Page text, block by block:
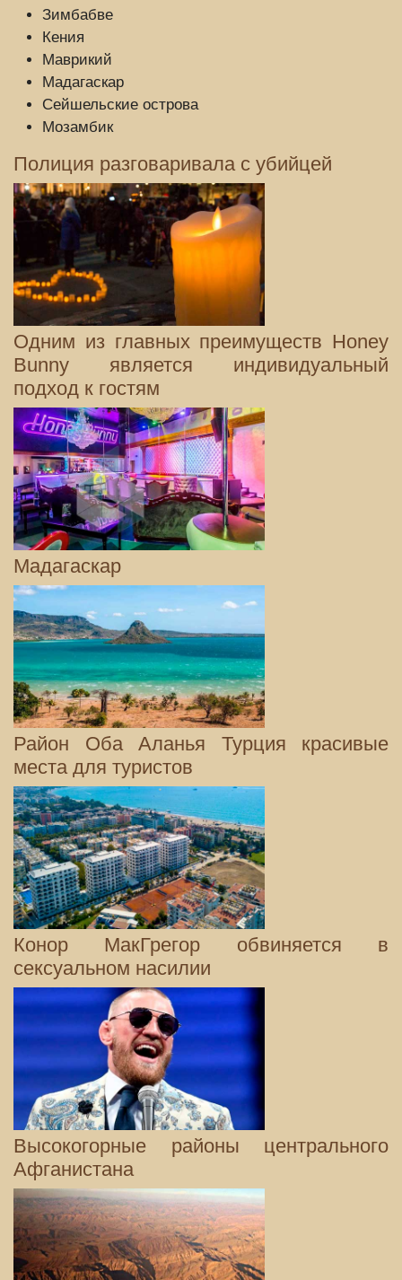
Зимбабве
Кения
Маврикий
Мадагаскар
Сейшельские острова
Мозамбик
Полиция разговаривала с убийцей
Одним из главных преимуществ Honey
Bunny является индивидуальный
подход к гостям
Мадагаскар
Район Оба Аланья Турция красивые
места для туристов
Конор МакГрегор обвиняется в
сексуальном насилии
Высокогорные районы центрального
Афганистана